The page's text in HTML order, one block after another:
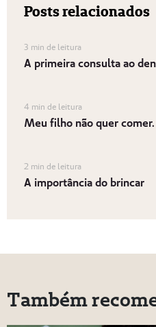
Posts relacionados
3 min de leitura
A primeira consulta ao
4 min de leitura
Meu filho não quer comer.
2 min de leitura
A importância do brincar
Também